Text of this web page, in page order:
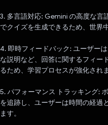
3. 多言語対応: Gemini の高度な言
でクイズを生成できるため、世界
4. 即時フィードバック: ユーザー
な説明など、回答に関するフィー
るため、学習プロセスが強化されま
5. パフォーマンス トラッキング:
を追跡し、ユーザーは時間の経過
ます。